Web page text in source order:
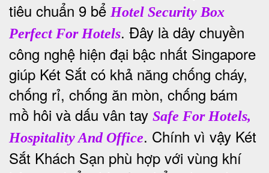
tiêu chuẩn 9 bể Hotel Security Box
Perfect For Hotels. Đây là dây chuyền
công nghệ hiện đại bậc nhất Singapore
giúp Két Sắt có khả năng chống cháy,
chống rỉ, chống ăn mòn, chống bám
mồ hôi và dấu vân tay Safe For Hotels,
Hospitality And Office. Chính vì vậy Két
Sắt Khách Sạn phù hợp với vùng khí